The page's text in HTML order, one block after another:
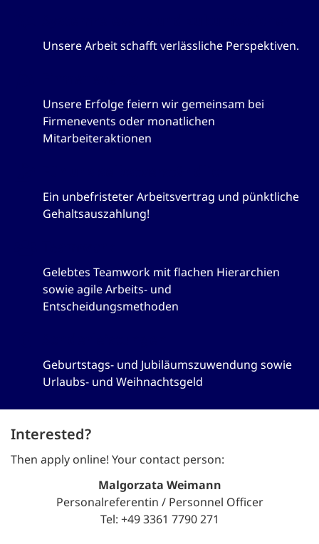
Unsere Arbeit schafft verlässliche Perspektiven.
Unsere Erfolge feiern wir gemeinsam bei
Firmenevents oder monatlichen
Mitarbeiteraktionen
Ein unbefristeter Arbeitsvertrag und pünktliche
Gehaltsauszahlung!
Gelebtes Teamwork mit flachen Hierarchien
sowie agile Arbeits- und
Entscheidungsmethoden
Geburtstags- und Jubiläumszuwendung sowie
Urlaubs- und Weihnachtsgeld
Interested?
Then apply online! Your contact person:
Malgorzata Weimann
Personalreferentin / Personnel Officer
Tel: +49 3361 7790 271